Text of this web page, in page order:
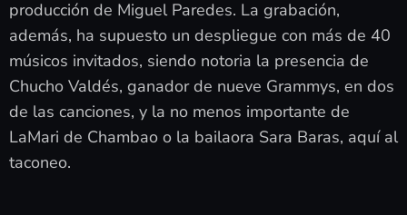
producción de Miguel Paredes. La grabación,
además, ha supuesto un despliegue con más de 40
músicos invitados, siendo notoria la presencia de
Chucho Valdés, ganador de nueve Grammys, en dos
de las canciones, y la no menos importante de
LaMari de Chambao o la bailaora Sara Baras, aquí al
taconeo.